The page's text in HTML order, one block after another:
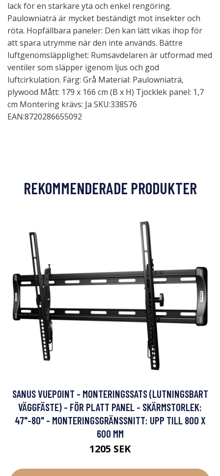
lack för en starkare yta och enkel rengöring.
Paulowniaträ är mycket beständigt mot insekter och
röta. Hopfällbara paneler: Den kan lätt vikas ihop för
att spara utrymme när den inte används. Bättre
luftgenomsläpplighet: Rumsavdelaren är utformad med
ventiler som släpper igenom ljus och god
luftcirkulation. Färg: Grå Material: Paulowniaträ,
plywood Mått: 179 x 166 cm (B x H) Tjocklek panel: 1,7
cm Montering krävs: Ja SKU:338576
EAN:8720286655092
REKOMMENDERADE PRODUKTER
SANUS VUEPOINT - MONTERINGSSATS (LUTNINGSBART
VÄGGFÄSTE) - FÖR PLATT PANEL - SKÄRMSTORLEK:
47"-80" - MONTERINGSGRÄNSSNITT: UPP TILL 800 X
600 MM
1205 SEK